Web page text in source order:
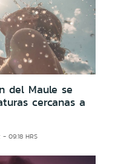
del Maule se
cercanas a
09:18 HRS